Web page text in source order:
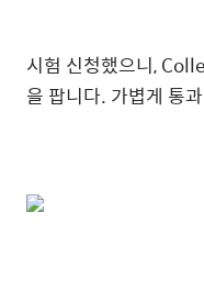
시험 신청했으니,
을 팝니다. 가볍게 통